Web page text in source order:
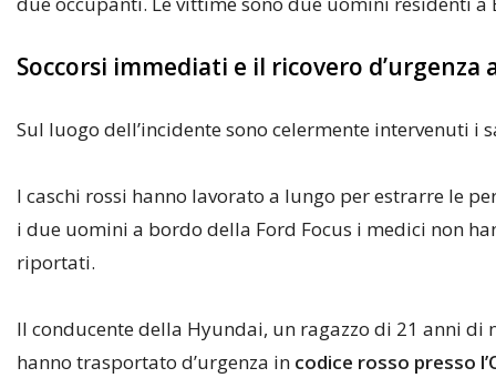
Soccorsi immediati e il ricovero d’urgenza
Sul luogo dell’incidente sono celermente intervenuti i
I caschi rossi hanno lavorato a lungo per estrarre le
i due uomini a bordo della Ford Focus i medici non
riportati.
Il conducente della Hyundai, un ragazzo di 21 anni
hanno trasportato d’urgenza in codice rosso presso